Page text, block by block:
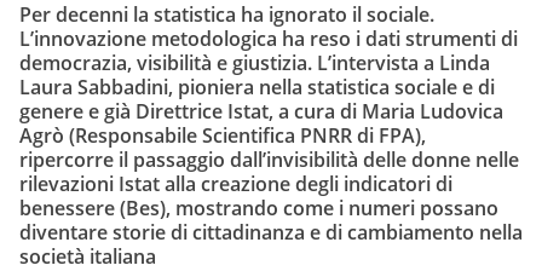
Per decenni la statistica ha ignorato il sociale.
L’innovazione metodologica ha reso i dati strumenti di
democrazia, visibilità e giustizia. L’intervista a Linda
Laura Sabbadini, pioniera nella statistica sociale e di
genere e già Direttrice Istat, a cura di Maria Ludovica
Agrò (Responsabile Scientifica PNRR di FPA),
ripercorre il passaggio dall’invisibilità delle donne nelle
rilevazioni Istat alla creazione degli indicatori di
benessere (Bes), mostrando come i numeri possano
diventare storie di cittadinanza e di cambiamento nella
società italiana